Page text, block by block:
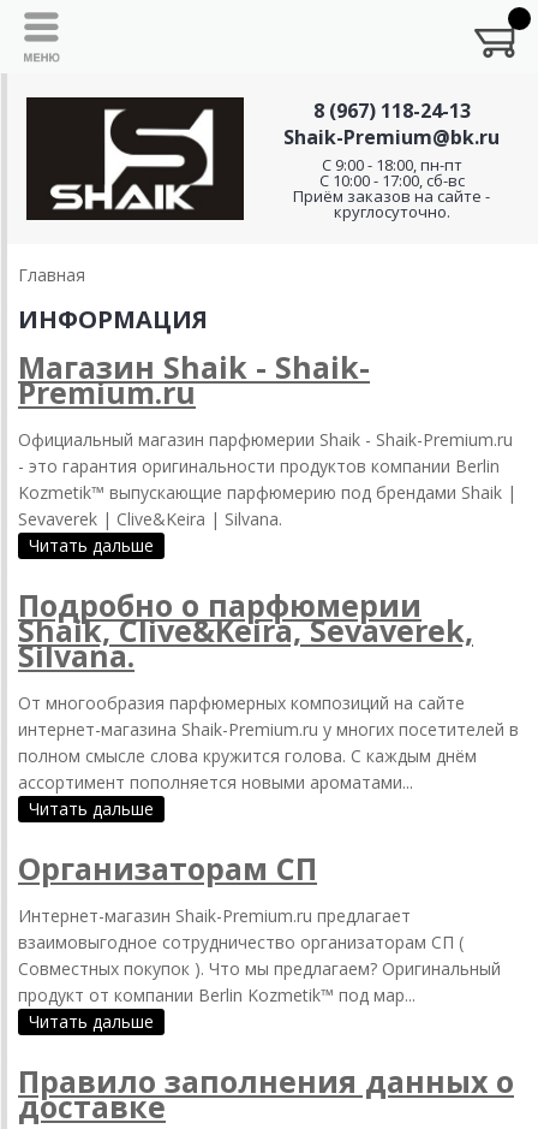
8 (967) 118-24-13
Shaik-Premium@bk.ru
C 9:00 - 18:00, пн-пт
С 10:00 - 17:00, сб-вс
Приём заказов на сайте -
круглосуточно.
Главная
ИНФОРМАЦИЯ
Магазин Shaik - Shaik-
Premium.ru
Официальный магазин парфюмерии Shaik - Shaik-Premium.ru
- это гарантия оригинальности продуктов компании Berlin
Kozmetik™ выпускающие парфюмерию под брендами Shaik |
Sevaverek | Clive&Keira | Silvana.
Читать дальше
Подробно о парфюмерии
Shaik, Clive&Keira, Sevaverek,
Silvana.
От многообразия парфюмерных композиций на сайте
интернет-магазина Shaik-Premium.ru у многих посетителей в
полном смысле слова кружится голова. С каждым днём
ассортимент пополняется новыми ароматами...
Читать дальше
Организаторам СП
Интернет-магазин Shaik-Premium.ru предлагает
взаимовыгодное сотрудничество организаторам СП (
Совместных покупок ). Что мы предлагаем? Оригинальный
продукт от компании Berlin Kozmetik™ под мар...
Читать дальше
Правило заполнения данных о
доставке